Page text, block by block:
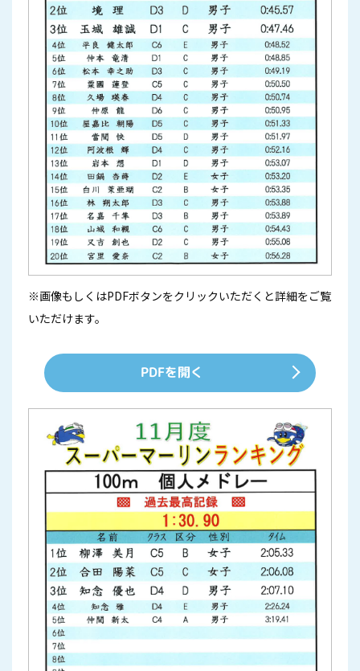
※画像もしくはPDFボタンをクリックいただくと詳細をご覧
いただけます。
PDFを開く